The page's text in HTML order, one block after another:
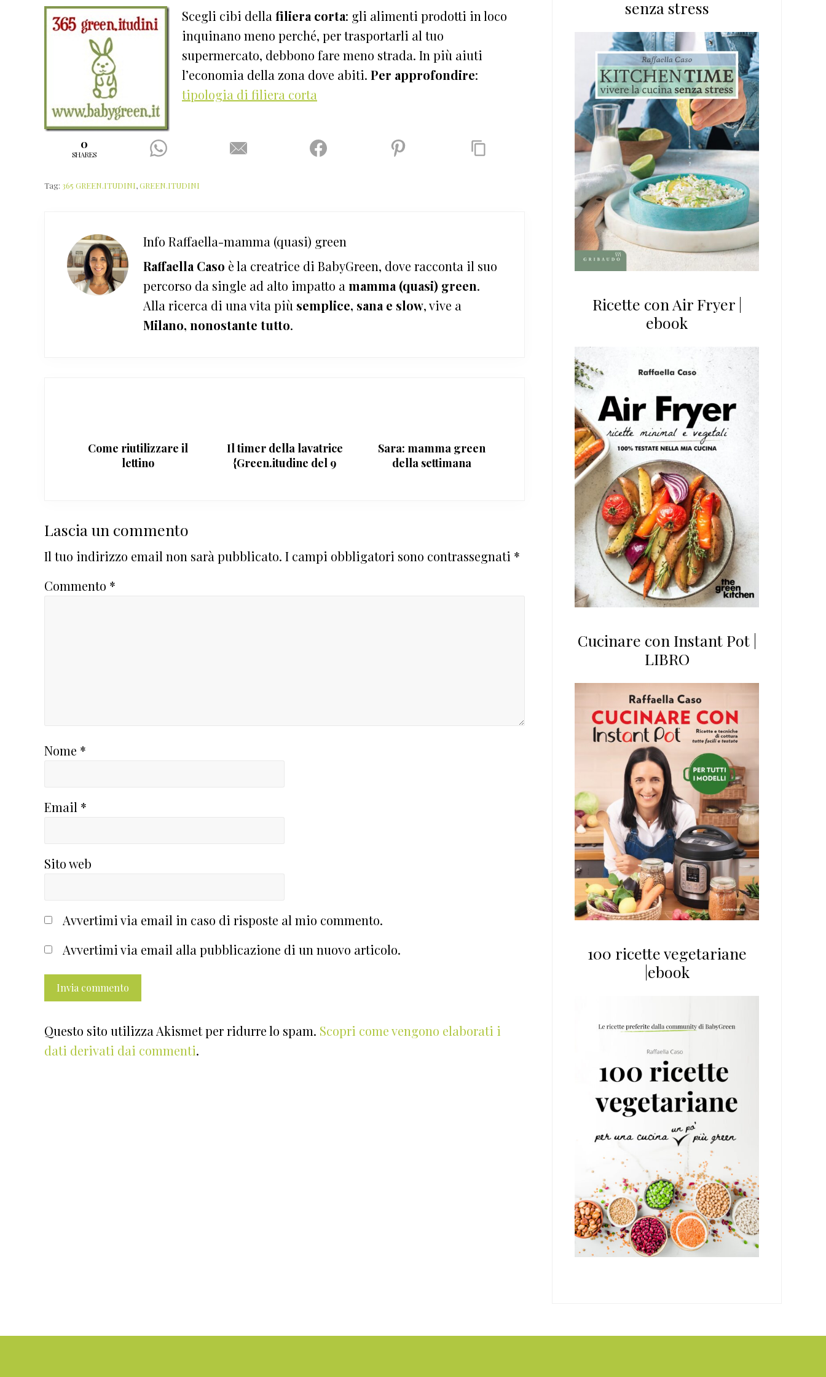
Scegli cibi della filiera corta: gli alimenti prodotti in loco
inquinano meno perché, per trasportarli al tuo
supermercato, debbono fare meno strada. In più aiuti
l’economia della zona dove abiti. Per approfondire:
tipologia di filiera corta
0
SHARES
Tag: 365 GREEN.ITUDINI,GREEN.ITUDINI
Info Raffaella-mamma (quasi) green
Raffaella Caso è la creatrice di BabyGreen, dove racconta il suo
percorso da single ad alto impatto a mamma (quasi) green.
Alla ricerca di una vita più semplice, sana e slow, vive a
Milano, nonostante tutto.
Come riutilizzare il
lettino
Il timer della lavatrice
{Green.itudine del 9
Sara: mamma green
della settimana
Interazioni
del
lettore
Lascia un commento
Il tuo indirizzo email non sarà pubblicato. I campi obbligatori sono contrassegnati *
Commento *
Nome *
Email *
Sito web
Avvertimi via email in caso di risposte al mio commento.
Avvertimi via email alla pubblicazione di un nuovo articolo.
Questo sito utilizza Akismet per ridurre lo spam. Scopri come vengono elaborati i
dati derivati dai commenti.
senza stress
Ricette con Air Fryer |
ebook
Cucinare con Instant Pot |
LIBRO
100 ricette vegetariane
|ebook